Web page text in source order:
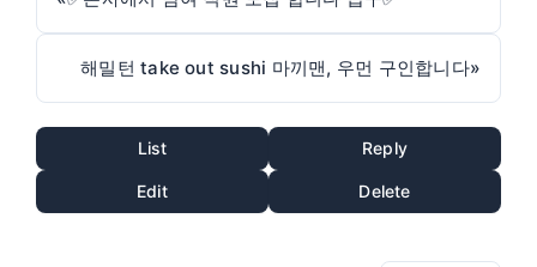
해밀턴 take out sushi 마끼맨, 우먼 구인합니다»
List Reply
Edit Delete